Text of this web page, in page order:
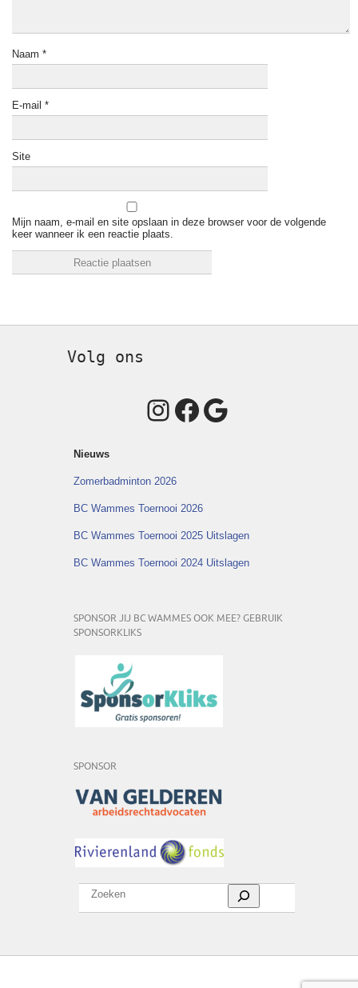
Naam *
E-mail *
Site
Mijn naam, e-mail en site opslaan in deze browser voor de volgende
keer wanneer ik een reactie plaats.
Volg ons
Instagram
Facebook
Google
Nieuws
Zomerbadminton 2026
BC Wammes Toernooi 2026
BC Wammes Toernooi 2025 Uitslagen
BC Wammes Toernooi 2024 Uitslagen
SPONSOR JIJ BC WAMMES OOK MEE? GEBRUIK
SPONSORKLIKS
SPONSOR
Zoeken